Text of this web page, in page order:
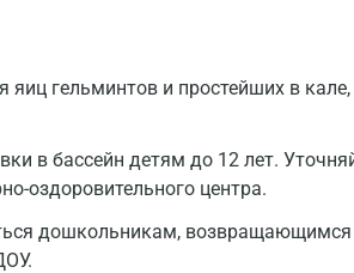
гельминтов и простейших в
в бассейн детям до 12 лет.
оздоровительного центра.
дошкольникам, возвращающимся